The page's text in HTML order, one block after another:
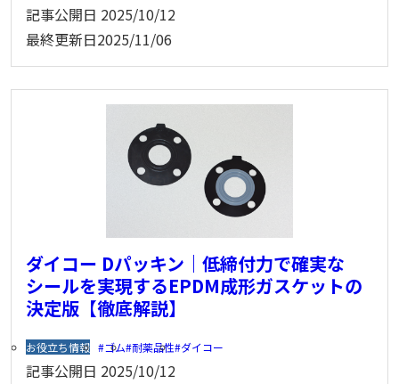
記事公開日 2025/10/12
最終更新日2025/11/06
ダイコー Dパッキン｜低締付力で確実な
シールを実現するEPDM成形ガスケットの
決定版【徹底解説】
お役立ち情報 ゴム 耐薬品性 ダイコー
記事公開日 2025/10/12